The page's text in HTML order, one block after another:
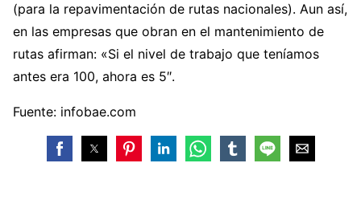
(para la repavimentación de rutas nacionales). Aun así,
en las empresas que obran en el mantenimiento de
rutas afirman: «Si el nivel de trabajo que teníamos
antes era 100, ahora es 5″.
Fuente: infobae.com